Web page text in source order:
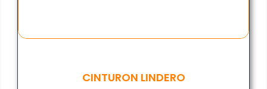
CINTURON LINDERO